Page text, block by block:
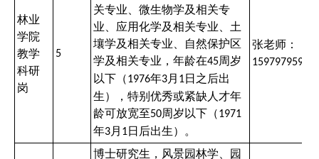
林业
学院
教学
科研
岗
5
关专业、微生物学及相关专
业、应用化学及相关专业、土
壤学及相关专业、自然保护区
学及相关专业，年龄在45周岁
以下（1976年3月 1日之后出
生），特别优秀或紧缺人才年
龄可放宽至50周岁以下（1971
年3月 1日后出生）。
张老师：
15979795910
博士研究生，风景园林学、园